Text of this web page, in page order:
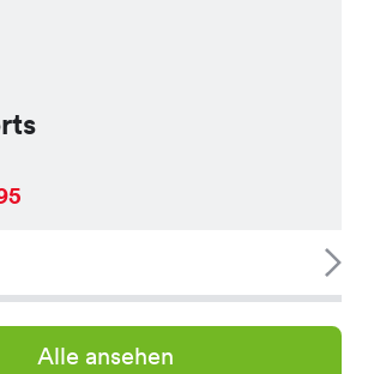
Alle ansehen